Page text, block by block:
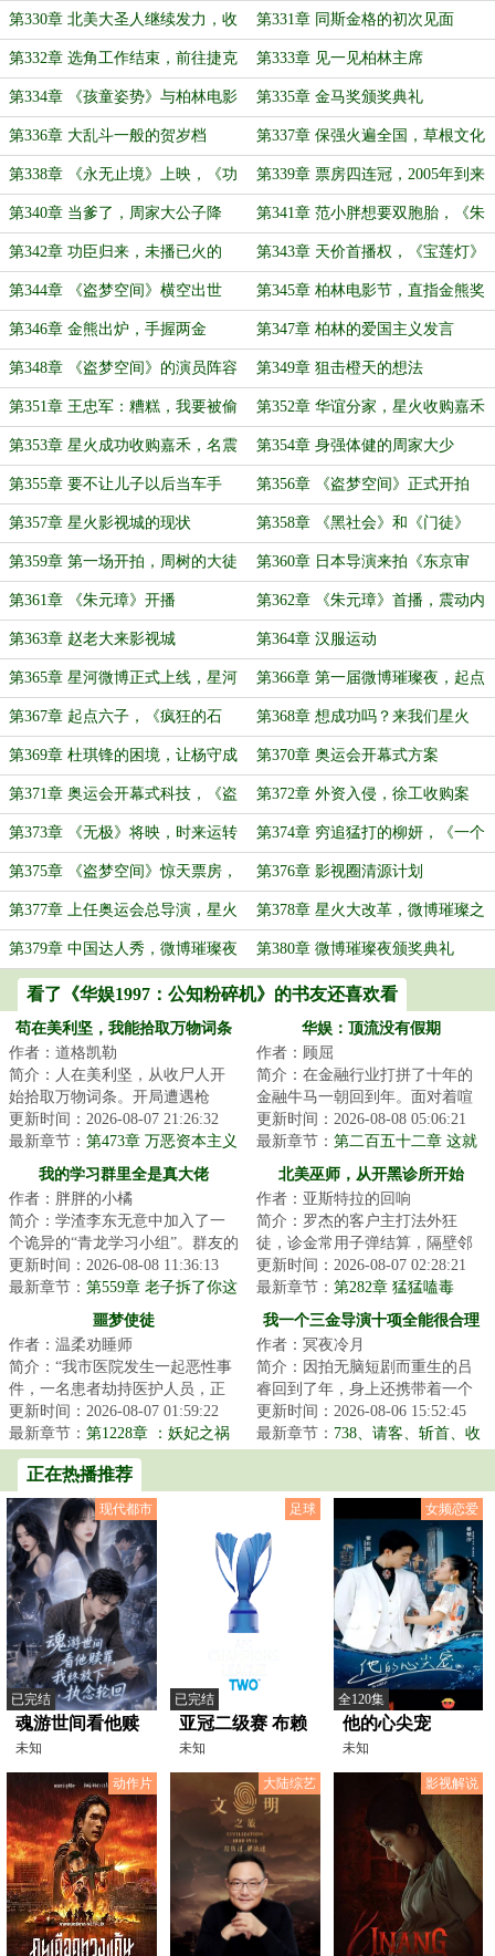
第330章 北美大圣人继续发力，收
购米高梅的契机
第331章 同斯金格的初次见面
第332章 选角工作结束，前往捷克 第333章 见一见柏林主席
第334章 《孩童姿势》与柏林电影
节，国内震动
第335章 金马奖颁奖典礼
第336章 大乱斗一般的贺岁档 第337章 保强火遍全国，草根文化
崛起
第338章 《永无止境》上映，《功
夫》紧随其后
第339章 票房四连冠，2005年到来
第340章 当爹了，周家大公子降
世！
第341章 范小胖想要双胞胎，《朱
元璋》杀青
第342章 功臣归来，未播已火的
《朱元璋》
第343章 天价首播权，《宝莲灯》
筹拍
第344章 《盗梦空间》横空出世 第345章 柏林电影节，直指金熊奖
第346章 金熊出炉，手握两金 第347章 柏林的爱国主义发言
第348章 《盗梦空间》的演员阵容 第349章 狙击橙天的想法
第351章 王忠军：糟糕，我要被偷
家了
第352章 华谊分家，星火收购嘉禾
第353章 星火成功收购嘉禾，名震
香江
第354章 身强体健的周家大少
第355章 要不让儿子以后当车手 第356章 《盗梦空间》正式开拍
第357章 星火影视城的现状 第358章 《黑社会》和《门徒》
第359章 第一场开拍，周树的大徒
弟出山
第360章 日本导演来拍《东京审
判》
第361章 《朱元璋》开播 第362章 《朱元璋》首播，震动内
娱
第363章 赵老大来影视城 第364章 汉服运动
第365章 星河微博正式上线，星河
实习生张一明
第366章 第一届微博璀璨夜，起点
的团队
第367章 起点六子，《疯狂的石
头》临安路演
第368章 想成功吗？来我们星火
吧！
第369章 杜琪锋的困境，让杨守成
滚蛋
第370章 奥运会开幕式方案
第371章 奥运会开幕式科技，《盗
梦空间》杀青
第372章 外资入侵，徐工收购案
第373章 《无极》将映，时来运转
的柳妍
第374章 穷追猛打的柳妍，《一个
馒头引发的血案》爆火
第375章 《盗梦空间》惊天票房，
影协主席团会议
第376章 影视圈清源计划
第377章 上任奥运会总导演，星火
总部正式搬迁
第378章 星火大改革，微博璀璨之
夜将启
第379章 中国达人秀，微博璀璨夜 第380章 微博璀璨夜颁奖典礼
看了《华娱1997：公知粉碎机》的书友还喜欢看
苟在美利坚，我能拾取万物词条
作者：道格凯勒
简介：人在美利坚，从收尸人开
始拾取万物词条。开局遭遇枪
击，拾取【实习警员】词条，当
场成为一名菜鸟警...
更新时间：2026-08-07 21:26:32
最新章节： 第473章 万恶资本主义
华娱：顶流没有假期
作者：顾屈
简介：在金融行业打拼了十年的
金融牛马一朝回到年。面对着喧
喧扰扰的世界，江白咧嘴一笑。
金融？狗都不干...
更新时间：2026-08-08 05:06:21
最新章节： 第二百五十二章 这就
叫势均力敌，这就叫顶峰相见！
我的学习群里全是真大佬
作者：胖胖的小橘
简介：学渣李东无意中加入了一
个诡异的“青龙学习小组”。群友的
名字都十分复古，像是什么“艾萨
克·牛顿...
更新时间：2026-08-08 11:36:13
最新章节： 第559章 老子拆了你这
北美巫师，从开黑诊所开始
作者：亚斯特拉的回响
简介：罗杰的客户主打法外狂
徒，诊金常用子弹结算，隔壁邻
居不是销赃就是放贷。不过他能
看见伤口飘出的腐...
更新时间：2026-08-07 02:28:21
最新章节： 第282章 猛猛嗑毒
噩梦使徒
作者：温柔劝睡师
简介：“我市医院发生一起恶性事
件，一名患者劫持医护人员，正
在与警方对峙......”杨逍关闭电视
机，下一...
更新时间：2026-08-07 01:59:22
最新章节： 第1228章 ：妖妃之祸
我一个三金导演十项全能很合理
作者：冥夜冷月
简介：因拍无脑短剧而重生的吕
睿回到了年，身上还携带着一个
【十项全能大导演】系统！目
标：走上人生巅峰...
更新时间：2026-08-06 15:52:45
最新章节： 738、请客、斩首、收
正在热播推荐
现代都市
已完结
魂游世间看他赎
罪，我终放下执
念轮回
未知
足球
已完结
亚冠二级赛 布赖
代合作vs永恒体
育20241128
未知
女频恋爱
全120集
他的心尖宠
未知
动作片 大陆综艺 影视解说